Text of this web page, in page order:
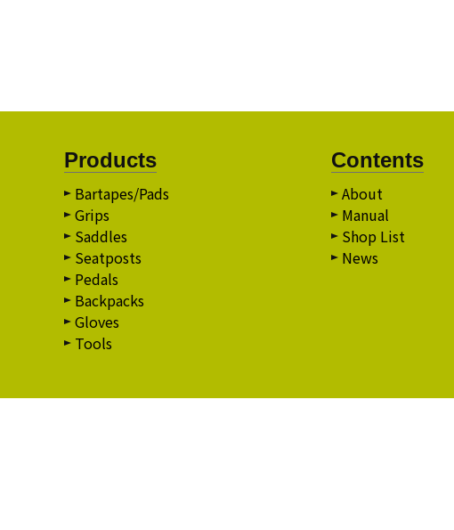
Products
Bartapes/Pads
Grips
Saddles
Seatposts
Pedals
Backpacks
Gloves
Tools
Contents
About
Manual
Shop List
News